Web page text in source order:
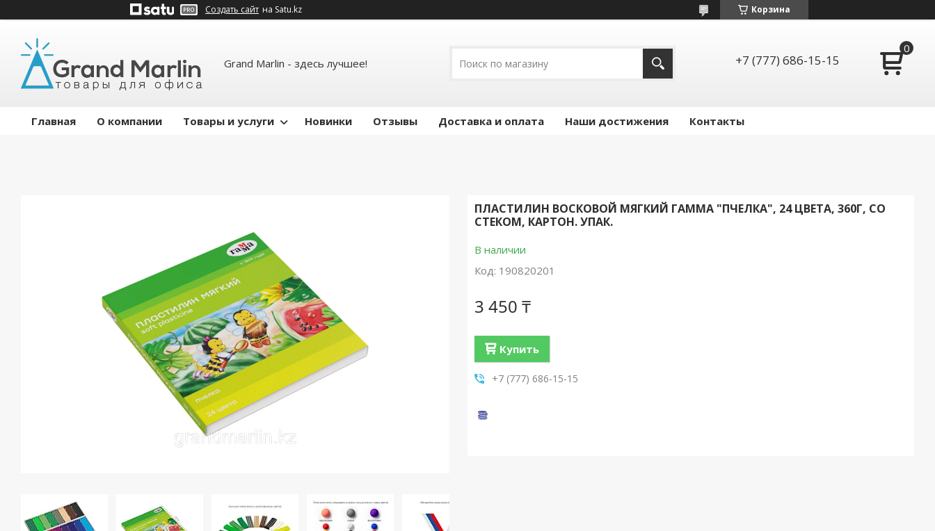
Создать сайт на Satu.kz Корзина
Grand Marlin - здесь лучшее! +7 (777) 686-15-15
Главная О компании Товары и услуги Новинки Отзывы Доставка и оплата Наши достижения Контакты
ПЛАСТИЛИН ВОСКОВОЙ МЯГКИЙ ГАММА "ПЧЕЛКА", 24 ЦВЕТА, 360Г, СО
СТЕКОМ, КАРТОН. УПАК.
В наличии
Код: 190820201
3 450 ₸
Купить
+7 (777) 686-15-15